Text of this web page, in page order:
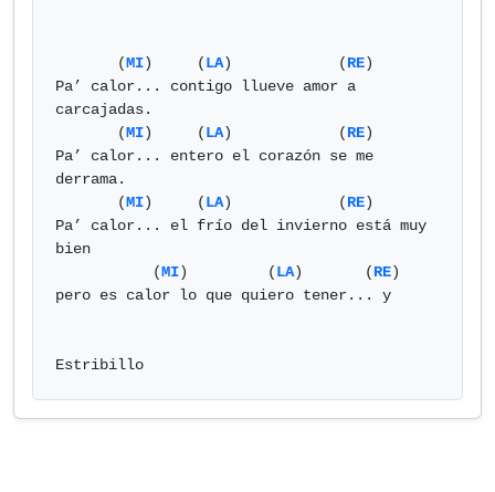
       (
MI)     (LA)            (RE)
Pa’ calor... contigo llueve amor a
carcajadas.
       (
MI)     (LA)            (RE)
Pa’ calor... entero el corazón se me
derrama.
       (
MI)     (LA)            (RE)
Pa’ calor... el frío del invierno está muy
bien
           (
MI)         (LA)       (RE)
pero es calor lo que quiero tener... y
Estribillo